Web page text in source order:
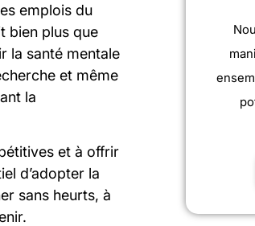
emplois du
bien plus que
la santé mentale
et même
la
et à offrir
d’adopter la
sans heurts, à